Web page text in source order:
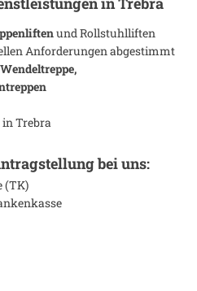
und Rollstuhlliften
Anforderungen abgestimmt
inTrebra
bei uns:
(TK)